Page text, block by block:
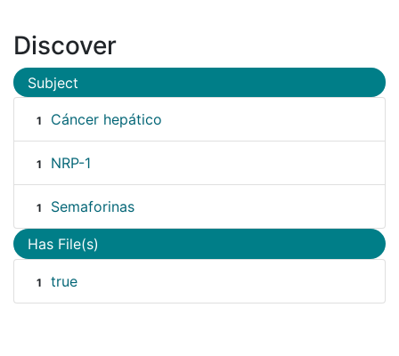
Discover
Subject
1 Cáncer hepático
1 NRP-1
1 Semaforinas
Has File(s)
1 true